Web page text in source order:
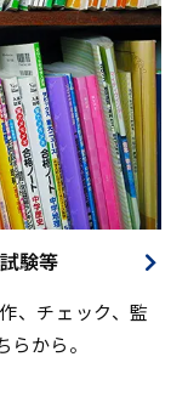
験等
、チェック、監
から。